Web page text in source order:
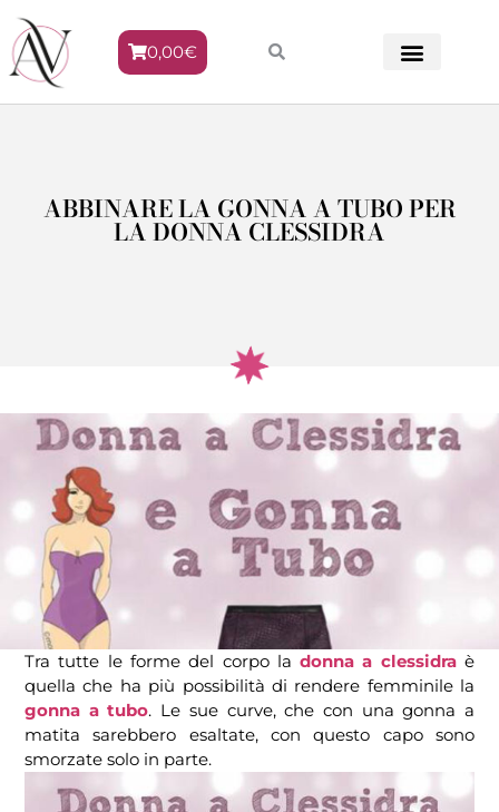
0,00€
ABBINARE LA GONNA A TUBO PER
LA DONNA CLESSIDRA
Tra tutte le forme del corpo ladonna a clessidraè
quella che ha più possibilità di rendere femminile la
gonna a tubo. Le sue curve, che con una gonna a
matita sarebbero esaltate, con questo capo sono
smorzate solo in parte.